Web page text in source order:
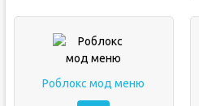
Роблокс мод меню